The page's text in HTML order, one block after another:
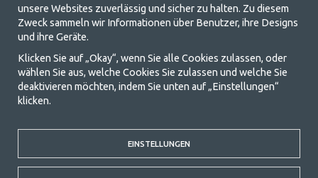
GetCamping.de - Ihr Geschäft für
Camping und Outdoor-Leben
Camping kann entweder ein Lebensstil sein oder eine Möglichkeit, die
Familie für ein gemeinsames Abenteuer zusammenzubringen. Egal, zu
welcher Kategorie Sie gehören, bei uns finden Sie alles, was Sie an
Campingzubehör benötigen. Wir finden, dass Camping für alle
Familienzelte, Wohnwagenvorzelte und alle anderen Ausrüstungen für
Camping und Outdoor-Aktivitäten. Unser Ziel ist es, in jeder Preisklasse
die beste Campingausrüstung in Bezug auf Qualität und Funktionalität
anzubieten. Kontaktieren Sie uns gerne, wenn Ihnen etwas fehlt oder
unsere Websites zuverlässig und sicher zu halten. Zu diesem
Zweck sammeln wir Informationen über Benutzer, ihre Designs
und ihre Geräte.
Klicken Sie auf „Okay“, wenn Sie alle Cookies zulassen, oder
wählen Sie aus, welche Cookies Sie zulassen und welche Sie
deaktivieren möchten, indem Sie unten auf „Einstellungen“
klicken.
EINSTELLUNGEN